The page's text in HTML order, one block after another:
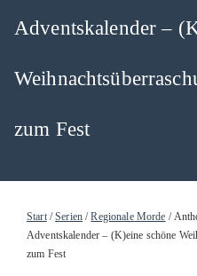
Adventskalender –
zum Fest
Start/Serien/Regionale Morde /
Adventskalender – (K)eine schöne
zum Fest